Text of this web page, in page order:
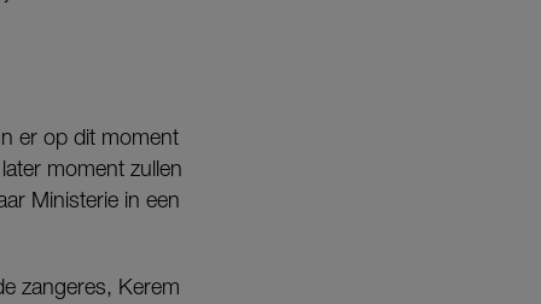
er op dit moment
moment zullen
Ministerie in een
zangeres, Kerem